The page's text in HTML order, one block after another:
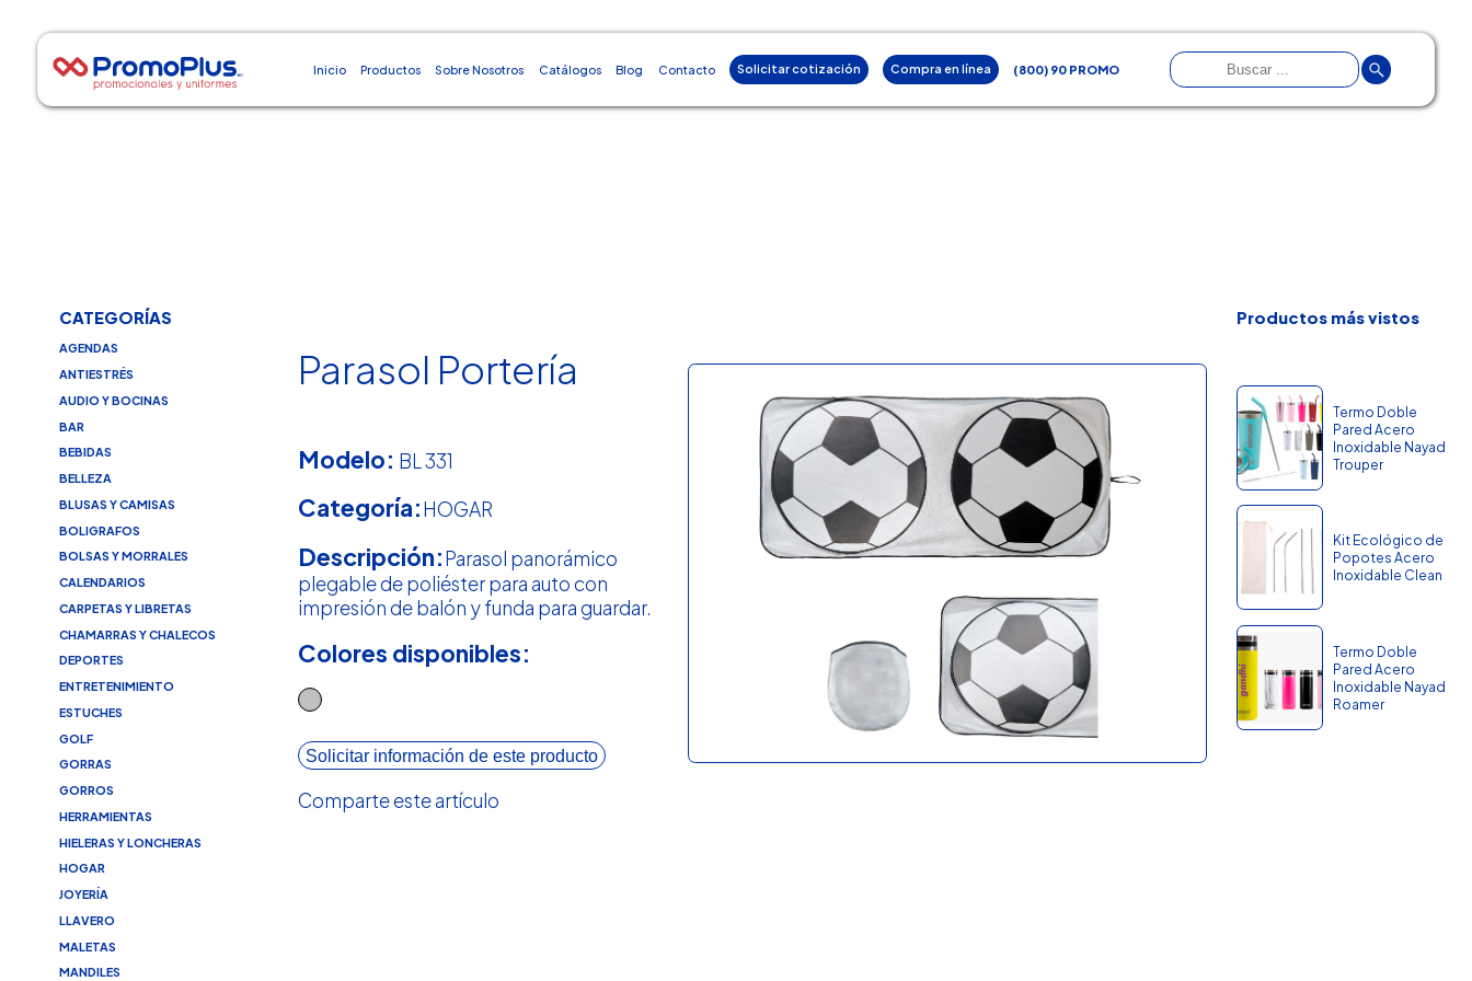
Inicio Productos Sobre Nosotros Catálogos Blog Contacto Solicitar cotización Compra en línea (800) 90 PROMO
CATEGORÍAS
AGENDAS
ANTIESTRÉS
AUDIO Y BOCINAS
BAR
BEBIDAS
BELLEZA
BLUSAS Y CAMISAS
BOLIGRAFOS
BOLSAS Y MORRALES
CALENDARIOS
CARPETAS Y LIBRETAS
CHAMARRAS Y CHALECOS
DEPORTES
ENTRETENIMIENTO
ESTUCHES
GOLF
GORRAS
GORROS
HERRAMIENTAS
HIELERAS Y LONCHERAS
HOGAR
JOYERÍA
LLAVERO
MALETAS
MANDILES
Parasol Portería
Modelo: BL 331
Categoría:HOGAR
Descripción:Parasol panorámico
plegable de poliéster para auto con
impresión de balón y funda para guardar.
Colores disponibles:
Solicitar información de este producto
Comparte este artículo
Productos más vistos
Termo Doble
Pared Acero
Inoxidable Nayad
Trouper
Kit Ecológico de
Popotes Acero
Inoxidable Clean
Termo Doble
Pared Acero
Inoxidable Nayad
Roamer